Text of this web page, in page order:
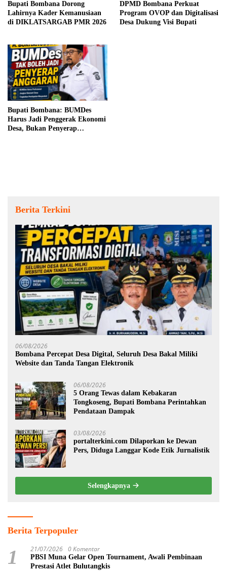
Bupati Bombana Dorong
Lahirnya Kader Kemanusiaan
di DIKLATSARGAB PMR 2026
DPMD Bombana Perkuat
Program OVOP dan Digitalisasi
Desa Dukung Visi Bupati
Bupati Bombana: BUMDes
Harus Jadi Penggerak Ekonomi
Desa, Bukan Penyerap
Berita Terkini
06/08/2026
Bombana Percepat Desa Digital, Seluruh Desa Bakal Miliki
Website dan Tanda Tangan Elektronik
06/08/2026
5 Orang Tewas dalam Kebakaran
Tongkoseng, Bupati Bombana Perintahkan
Pendataan Dampak
03/08/2026
portalterkini.com Dilaporkan ke Dewan
Pers, Diduga Langgar Kode Etik Jurnalistik
Selengkapnya
Berita Terpopuler
1 21/07/2026 0 Komentar
PBSI Muna Gelar Open Tournament, Awali Pembinaan
Prestasi Atlet Bulutangkis